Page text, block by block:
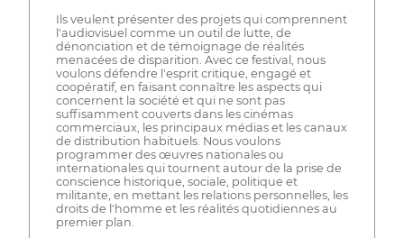
Ils veulent présenter des projets qui comprennent
l'audiovisuel comme un outil de lutte, de
dénonciation et de témoignage de réalités
menacées de disparition. Avec ce festival, nous
voulons défendre l'esprit critique, engagé et
coopératif, en faisant connaître les aspects qui
concernent la société et qui ne sont pas
suffisamment couverts dans les cinémas
commerciaux, les principaux médias et les canaux
de distribution habituels. Nous voulons
programmer des œuvres nationales ou
internationales qui tournent autour de la prise de
conscience historique, sociale, politique et
militante, en mettant les relations personnelles, les
droits de l'homme et les réalités quotidiennes au
premier plan.